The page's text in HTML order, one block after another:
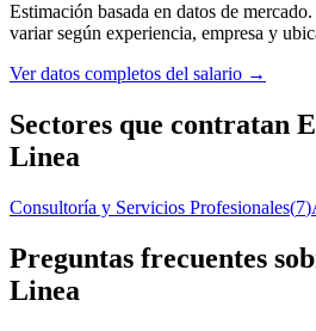
Estimación basada en datos de
variar según experiencia, empresa y
Ver datos completos del salario →
Sectores que contratan
Linea
Consultoría y Servicios Profesionales(7)
Preguntas frecuentes
Linea